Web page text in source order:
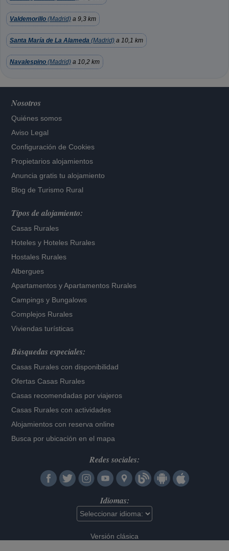
Valdemorillo (Madrid) a 9,3 km
Santa María de La Alameda (Madrid) a 10,1 km
Navalespino (Madrid) a 10,2 km
Nosotros
Quiénes somos
Aviso Legal
Configuración de Cookies
Propietarios alojamientos
Anuncia gratis tu alojamiento
Blog de Turismo Rural
Tipos de alojamiento:
Casas Rurales
Hoteles y Hoteles Rurales
Hostales Rurales
Albergues
Apartamentos yApartamentos Rurales
Campings y Bungalows
Complejos Rurales
Viviendas turísticas
Búsquedas especiales:
Casas Rurales con disponibilidad
Ofertas Casas Rurales
Casas recomendadas por viajeros
Casas Rurales con actividades
Alojamientos con reserva online
Busca por ubicación en el mapa
Redes sociales:
Idiomas:
Versión clásica